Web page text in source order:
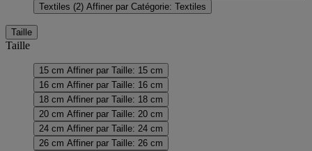
Textiles (2) Affiner par Catégorie: Textiles
Taille
Taille
15 cm Affiner par Taille: 15 cm
16 cm Affiner par Taille: 16 cm
18 cm Affiner par Taille: 18 cm
20 cm Affiner par Taille: 20 cm
24 cm Affiner par Taille: 24 cm
26 cm Affiner par Taille: 26 cm